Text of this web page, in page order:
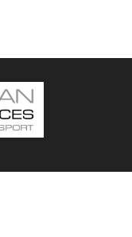
(GRR) e.V.